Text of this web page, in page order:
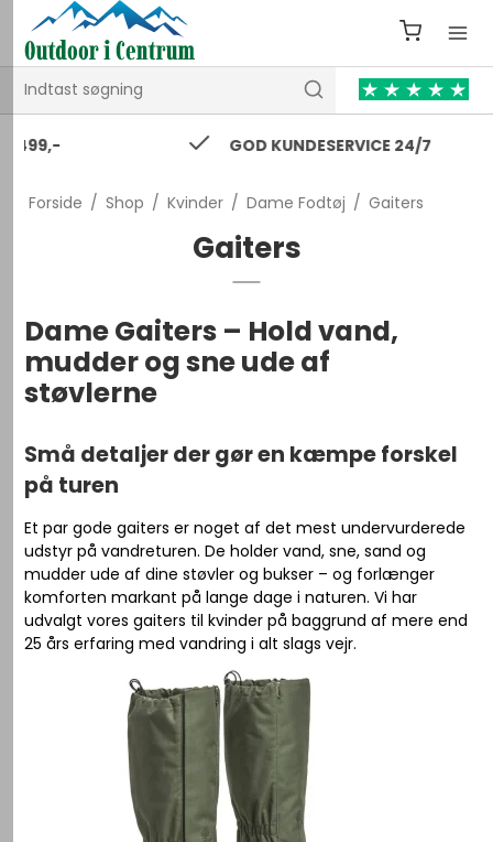
GOD KUNDESERVICE 24/7
Forside / Shop / Kvinder / Dame Fodtøj / Gaiters
Gaiters
Dame Gaiters – Hold vand,
mudder og sne ude af
støvlerne
Små detaljer der gør en kæmpe forskel
på turen
Et par gode gaiters er noget af det mest undervurderede
udstyr på vandreturen. De holder vand, sne, sand og
mudder ude af dine støvler og bukser – og forlænger
komforten markant på lange dage i naturen. Vi har
udvalgt vores gaiters til kvinder på baggrund af mere end
25 års erfaring med vandring i alt slags vejr.